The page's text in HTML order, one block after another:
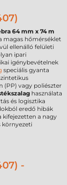
64 mm x 74 m
magas hőmérséklet
ellenálló felületi
ipari
igénybevételnek
speciális gyanta
(PP) vagy poliészter
használata
és logisztika
eredő hibák
kifejezetten a nagy
környezeti
-